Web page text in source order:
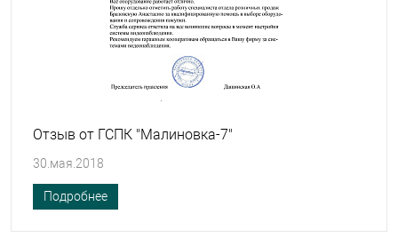
Отзыв от ГСПК "Малиновка-7"
30.мая.2018
Подробнее